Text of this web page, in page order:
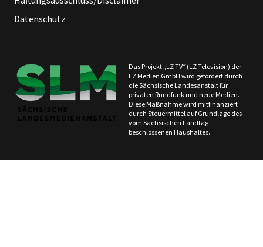
Datenschutz
Das Projekt „LZ TV“ (LZ Television) der
LZ Medien GmbH wird gefördert durch
die Sächsische Landesanstalt für
privaten Rundfunk und neue Medien.
Diese Maßnahme wird mitfinanziert
durch Steuermittel auf Grundlage des
vom Sächsischen Landtag
beschlossenen Haushaltes.